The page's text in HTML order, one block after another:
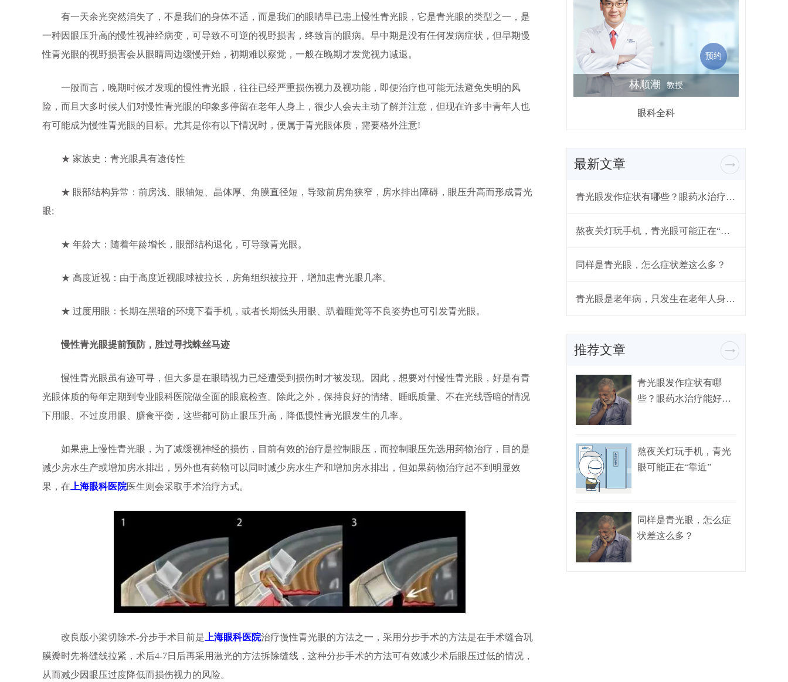
有一天余光突然消失了，不是我们的身体不适，而是我们的眼睛早已患上慢性青光眼，它是青光眼的类型之一，是
一种因眼压升高的慢性视神经病变，可导致不可逆的视野损害，终致盲的眼病。早中期是没有任何发病症状，但早期慢
性青光眼的视野损害会从眼睛周边缓慢开始，初期难以察觉，一般在晚期才发觉视力减退。
一般而言，晚期时候才发现的慢性青光眼，往往已经严重损伤视力及视功能，即便治疗也可能无法避免失明的风
险，而且大多时候人们对慢性青光眼的印象多停留在老年人身上，很少人会去主动了解并注意，但现在许多中青年人也
有可能成为慢性青光眼的目标。尤其是你有以下情况时，便属于青光眼体质，需要格外注意!
★ 家族史：青光眼具有遗传性
★ 眼部结构异常：前房浅、眼轴短、晶体厚、角膜直径短，导致前房角狭窄，房水排出障碍，眼压升高而形成青光
眼;
★ 年龄大：随着年龄增长，眼部结构退化，可导致青光眼。
★ 高度近视：由于高度近视眼球被拉长，房角组织被拉开，增加患青光眼几率。
★ 过度用眼：长期在黑暗的环境下看手机，或者长期低头用眼、趴着睡觉等不良姿势也可引发青光眼。
慢性青光眼提前预防，胜过寻找蛛丝马迹
慢性青光眼虽有迹可寻，但大多是在眼睛视力已经遭受到损伤时才被发现。因此，想要对付慢性青光眼，好是有青
光眼体质的每年定期到专业眼科医院做全面的眼底检查。除此之外，保持良好的情绪、睡眠质量、不在光线昏暗的情况
下用眼、不过度用眼、膳食平衡，这些都可防止眼压升高，降低慢性青光眼发生的几率。
如果患上慢性青光眼，为了减缓视神经的损伤，目前有效的治疗是控制眼压，而控制眼压先选用药物治疗，目的是
减少房水生产或增加房水排出，另外也有药物可以同时减少房水生产和增加房水排出，但如果药物治疗起不到明显效
果，在 上海眼科医院医生则会采取手术治疗方式。
改良版小梁切除术-分步手术目前是 上海眼科医院治疗慢性青光眼的方法之一，采用分步手术的方法是在手术缝合巩
膜瓣时先将缝线拉紧，术后4-7日后再采用激光的方法拆除缝线，这种分步手术的方法可有效减少术后眼压过低的情况，
从而减少因眼压过度降低而损伤视力的风险。
林顺潮 教授
预约
眼科全科
最新文章
青光眼发作症状有哪些？眼药水治疗能好吗？
熬夜关灯玩手机，青光眼可能正在“靠近”
同样是青光眼，怎么症状差这么多？
青光眼是老年病，只发生在老年人身上？
推荐文章
青光眼发作症状有哪
些？眼药水治疗能好
熬夜关灯玩手机，青光
眼可能正在“靠近”
同样是青光眼，怎么症
状差这么多？